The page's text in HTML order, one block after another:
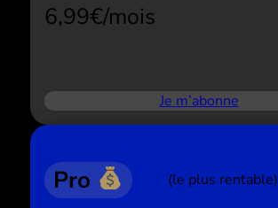
6,99€/mois
Je m’abonne
Pro (le plus rentable)